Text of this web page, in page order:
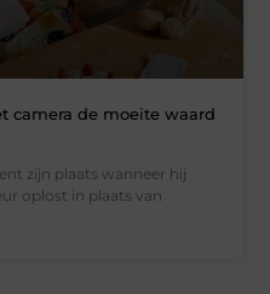
camera de moeite waard
zijn plaats wanneer hij
oplost in plaats van